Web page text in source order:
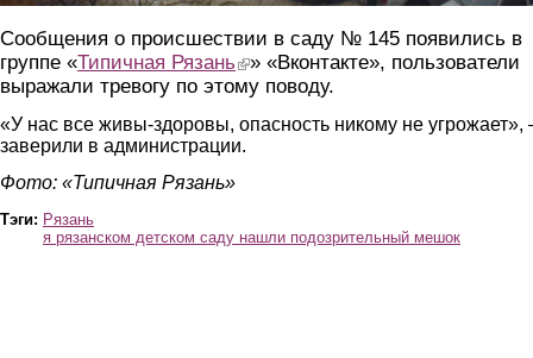
Сообщения о происшествии в саду № 145 появились в
группе «Типичная Рязань (link is external)
» «Вконтакте», пользователи
выражали тревогу по этому поводу.
«У нас все живы-здоровы, опасность никому не
заверили в администрации.
Фото: «Типичная Рязань»
Тэги: Рязань
я рязанском детском саду нашли подозрительный мешок